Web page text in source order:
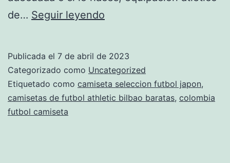
de… Seguir leyendo
y
numero
a
Publicada el 7 de abril de 2023
Categorizado como Uncategorized
Etiquetado como camiseta seleccion futbol japon,
camisetas de futbol athletic bilbao baratas, colombia
futbol camiseta